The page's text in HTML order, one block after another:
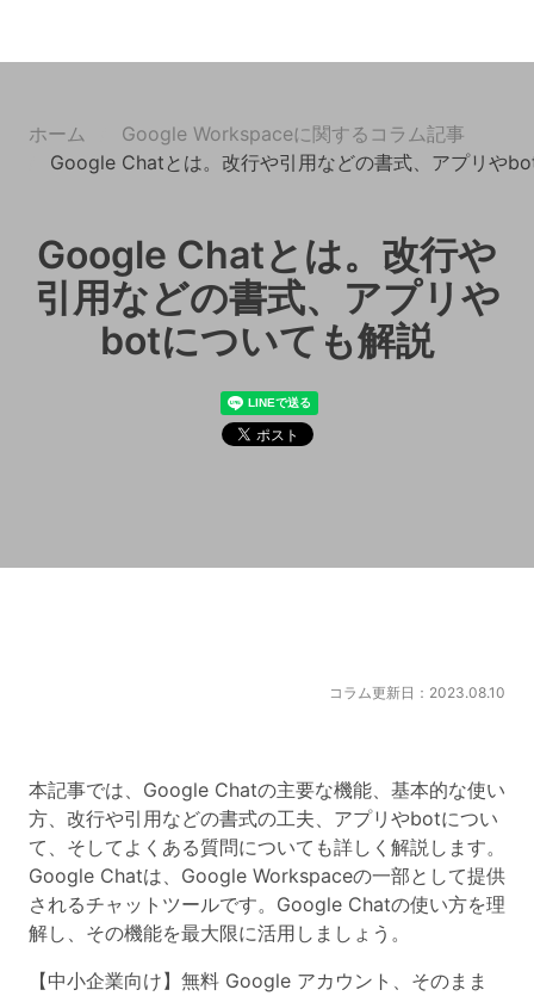
ホーム
Google Workspaceに関するコラム記事
Google Chatとは。改行や引用などの書式、アプリや
Google Chatとは。改行や
引用などの書式、アプリや
botについても解説
コラム更新日：2023.08.10
本記事では、Google Chatの主要な機能、基本的な使い
方、改行や引用などの書式の工夫、アプリやbotについ
て、そしてよくある質問についても詳しく解説します。
Google Chatは、Google Workspaceの一部として提供
されるチャットツールです。Google Chatの使い方を理
解し、その機能を最大限に活用しましょう。
【中小企業向け】無料 Google アカウント、そのまま